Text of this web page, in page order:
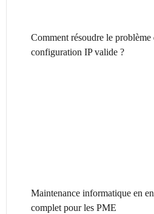
Comment résoudre le problème
configuration IP valide ?
Maintenance informatique en
complet pour les PME